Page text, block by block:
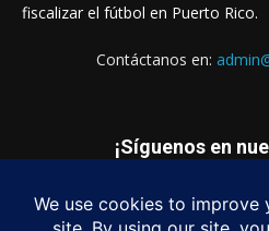
fiscalizar el fútbol en Puerto Rico.
Contáctanos en:
¡Síguenos en